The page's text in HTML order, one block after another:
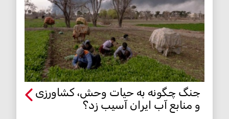
جنگ چگونه به حیات وحش، کشاورزی
و منابع آب ایران آسیب زد؟